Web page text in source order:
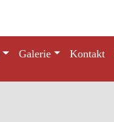
Galerie Kontakt